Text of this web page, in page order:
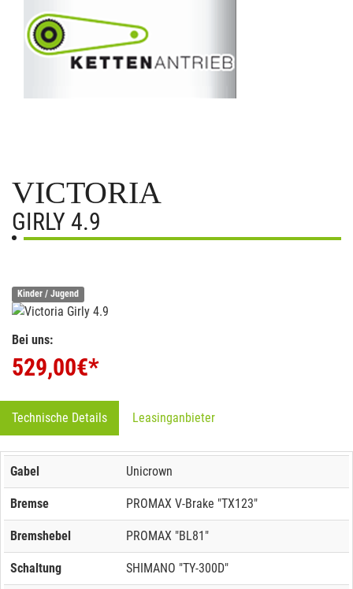
VICTORIA
GIRLY 4.9
Kinder / Jugend
Bei uns:
529,00€*
Technische Details Leasinganbieter
Gabel Unicrown
Bremse PROMAX V-Brake "TX123"
Bremshebel PROMAX "BL81"
Schaltung SHIMANO "TY-300D"